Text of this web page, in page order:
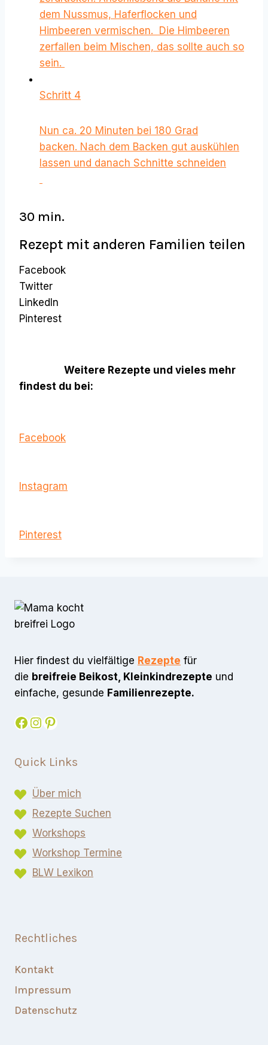
dem Nussmus, Haferflocken und
Himbeeren vermischen. Die Himbeeren
zerfallen beim Mischen, das sollte auch so
sein.
Schritt 4
Nun ca. 20 Minuten bei 180 Grad
backen. Nach dem Backen gut auskühlen
lassen und danach Schnitte schneiden
30 min.
Rezept mit anderen Familien teilen
Facebook
Twitter
LinkedIn
Pinterest
Weitere Rezepte und vieles mehr
findest du bei:
Facebook
Instagram
Pinterest
Hier findest du vielfältige Rezepte für
die breifreie Beikost, Kleinkindrezepte und
einfache, gesunde Familienrezepte.
Facebook
Instagram
Pinterest
Quick Links
Über mich
Rezepte Suchen
Workshops
Workshop Termine
BLW Lexikon​
Rechtliches
Kontakt
Impressum
Datenschutz